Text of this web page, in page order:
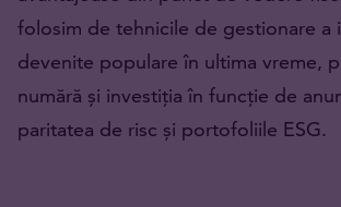
folosim de tehnicile de gestionare a
devenite populare în ultima vreme,
numără și investiția în funcție de
paritatea de risc și portofoliile ESG.